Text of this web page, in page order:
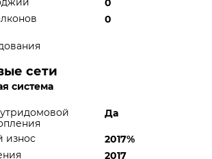
0
0
сети
система
Да
износ
2017%
2017